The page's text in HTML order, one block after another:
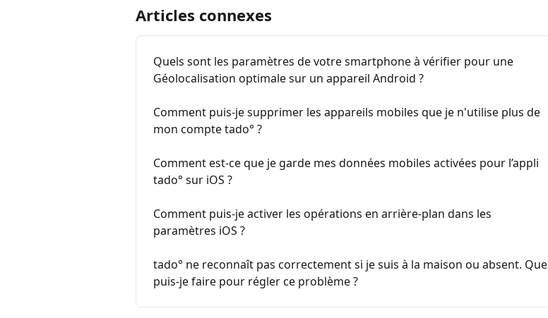
Articles connexes
Quels sont les paramètres de votre smartphone à vérifier pour une
Géolocalisation optimale sur un appareil Android ?
Comment puis-je supprimer les appareils mobiles que je n'utilise plus de
mon compte tado° ?
Comment est-ce que je garde mes données mobiles activées pour l’appli
tado° sur iOS ?
Comment puis-je activer les opérations en arrière-plan dans les
paramètres iOS ?
tado° ne reconnaît pas correctement si je suis à la maison ou absent. Que
puis-je faire pour régler ce problème ?